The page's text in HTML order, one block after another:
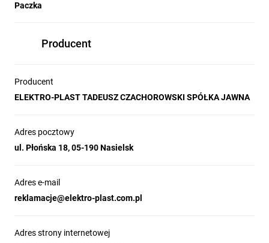
Paczka
Producent
Producent
ELEKTRO-PLAST TADEUSZ CZACHOROWSKI SPÓŁKA JAWNA
Adres pocztowy
ul. Płońska 18, 05-190 Nasielsk
Adres e-mail
reklamacje@elektro-plast.com.pl
Adres strony internetowej